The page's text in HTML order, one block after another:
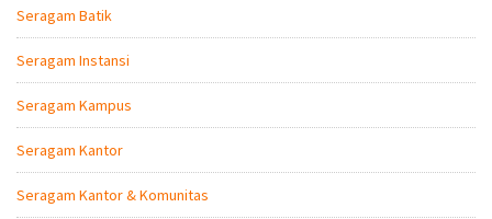
Seragam Batik
Seragam Instansi
Seragam Kampus
Seragam Kantor
Seragam Kantor & Komunitas